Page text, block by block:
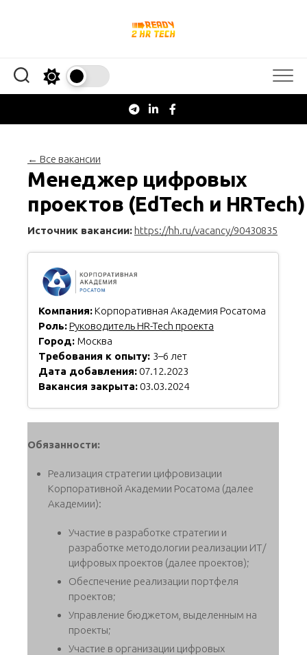
← Все вакансии
Менеджер цифровых
проектов (EdTech и HRTech)
Источник вакансии: https://hh.ru/vacancy/90430835
Компания:Корпоративная Академия Росатома
Роль:Руководитель HR-Tech проекта
Город: Москва
Требования к опыту: 3–6 лет
Дата добавления: 07.12.2023
Вакансия закрыта: 03.03.2024
Обязанности:
Реализация стратегии цифровизации
Корпоративной Академии Росатома (далее
Академии):
Участие в разработке стратегии и
разработке методологии реализации ИТ/
цифровых проектов (далее проектов);
Обеспечение реализации портфеля
проектов;
Управление бюджетом, выделенным на
проекты;
Участие в организации цифровых